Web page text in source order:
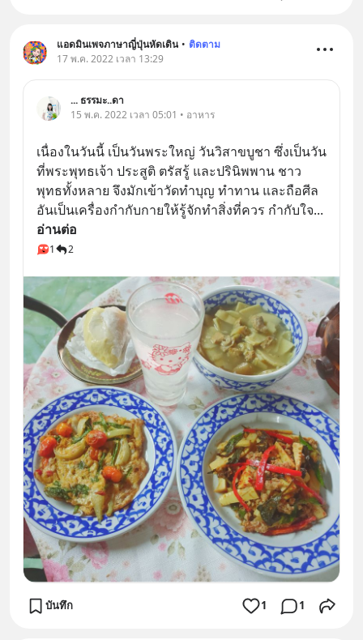
แอดมินเพจภาษาญี่ปุ่นหัดเดิน • ติดตาม
17 พ.ค. 2022 เวลา 13:29
... ธรรมะ..ดา
15 พ.ค. 2022 เวลา 05:01 • อาหาร
เนื่องในวันนี้ เป็นวันพระใหญ่ วันวิสาขบูชา ซึ่งเป็นวัน
ที่พระพุทธเจ้า ประสูติ ตรัสรู้ และปรินิพพาน ชาว
พุทธทั้งหลาย จึงมักเข้าวัดทำบุญ ทำทาน และถือศีล
อันเป็นเครื่องกำกับกายให้รู้จักทำสิ่งที่ควร กำกับใจ
อ่านต่อ
1 2
บันทึก 1 1